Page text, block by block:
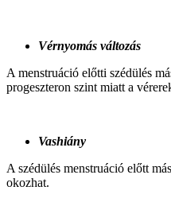
Vérnyomás változás
A menstruáció előtti szédülés
progeszteron szint miatt a
Vashiány
A szédülés menstruáció előtt
okozhat.